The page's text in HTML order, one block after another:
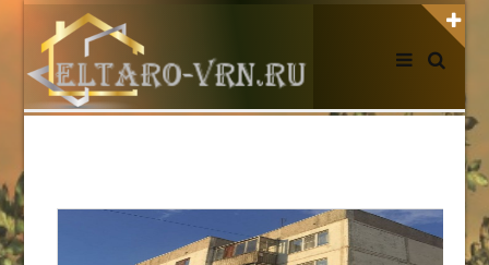
АВТОРИЗАЦИЯ НА САЙТЕ
Регистрация